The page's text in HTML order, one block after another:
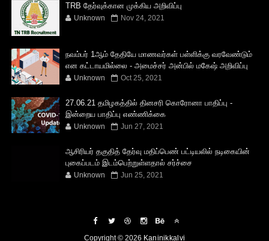
TRB தேர்வுக்கான முக்கிய அறிவிப்பு
Unknown Nov 24, 2021
நவம்பர் 1ஆம் தேதியே மாணவர்கள் பள்ளிக்கு வரவேண்டும்
என கட்டாயமில்லை - அமைச்சர் அன்பில் மகேஷ் அறிவிப்பு
Unknown Oct 25, 2021
27.06.21 தமிழகத்தில் தினசரி கொரோனா பாதிப்பு -
இன்றைய பாதிப்பு எண்ணிக்கை
Unknown Jun 27, 2021
ஆசிரியர் தகுதித் தேர்வு மதிப்பெண் பட்டியலில் நடிகையின்
புகைப்படம் இடம்பெற்றுள்ளதால் சர்ச்சை
Unknown Jun 25, 2021
Copyright © 2026 Kaninikkalvi